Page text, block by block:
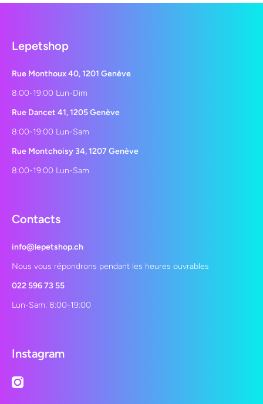
Lepetshop
Rue Monthoux 40, 1201 Genève
8:00-19:00 Lun-Dim
Rue Dancet 41, 1205 Genève
8:00-19:00 Lun-Sam
Rue Montchoisy 34, 1207 Genève
8:00-19:00 Lun-Sam
Contacts
info@lepetshop.ch
Nous vous répondrons pendant les heures ouvrables
022 596 73 55
Lun-Sam: 8:00-19:00
Instagram
instagramcom/lepetshopch/